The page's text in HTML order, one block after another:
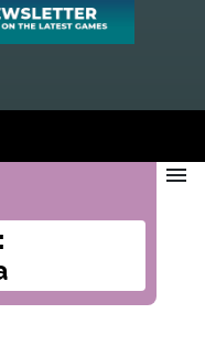
menu